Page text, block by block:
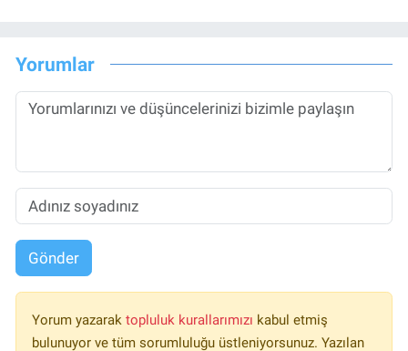
Yorumlar
Gönder
Yorum yazarak topluluk kurallarımızı kabul etmiş
bulunuyor ve tüm sorumluluğu üstleniyorsunuz. Yazılan